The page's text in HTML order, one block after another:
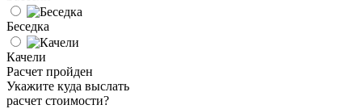
Беседка
Качели
Расчет пройден
Укажите куда выслать
расчет стоимости?